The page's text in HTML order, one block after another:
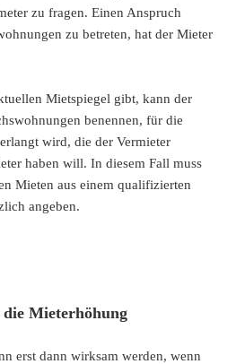
zu fragen. Einen Anspruch
zu betreten, hat der Mieter
Mietspiegel gibt, kann der
benennen, für die
wird, die der Vermieter
haben will. In diesem Fall muss
Mieten aus einem qualifizierten
angeben.
Mieterhöhung
erst dann wirksam werden, wenn